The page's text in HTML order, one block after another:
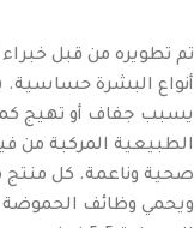
تم تطويره من قبل
أنواع البشرة
يسبب جفاف أو تهيج
الطبيعية المركبة من
صحية وناعمة. كل منتج
ويحمي وظائف الحموضة